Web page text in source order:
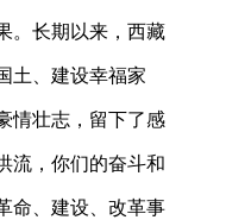
。长期以来，西藏
土、建设幸福家
情壮志，留下了感
流，你们的奋斗和
命、建设、改革事